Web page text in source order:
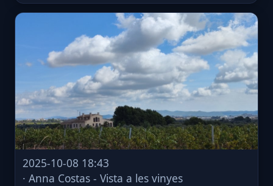
2025-10-08 18:43
· Anna Costas - Vista a les vinyes